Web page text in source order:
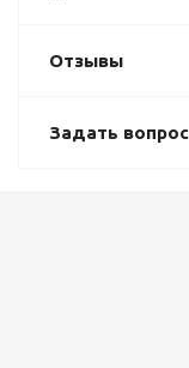
Отзывы
Задать вопрос